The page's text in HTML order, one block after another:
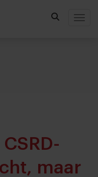
maar